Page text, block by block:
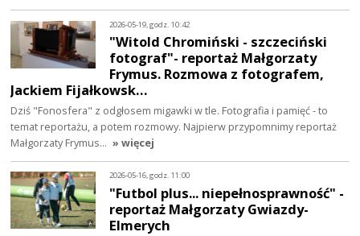
2026-05-19, godz. 10:42
"Witold Chromiński - szczeciński
fotograf"- reportaż Małgorzaty
Frymus. Rozmowa z fotografem,
Jackiem Fijałkowsk…
Dziś "Fonosfera" z odgłosem migawki w tle. Fotografia i pamięć - to
temat reportażu, a potem rozmowy. Najpierw przypomnimy reportaż
Małgorzaty Frymus… » więcej
2026-05-16, godz. 11:00
"Futbol plus... niepełnosprawność" -
reportaż Małgorzaty Gwiazdy-
Elmerych